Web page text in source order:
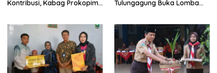
Kontribusi, Kabag Prokopim
Tulungagung Buka Lomba